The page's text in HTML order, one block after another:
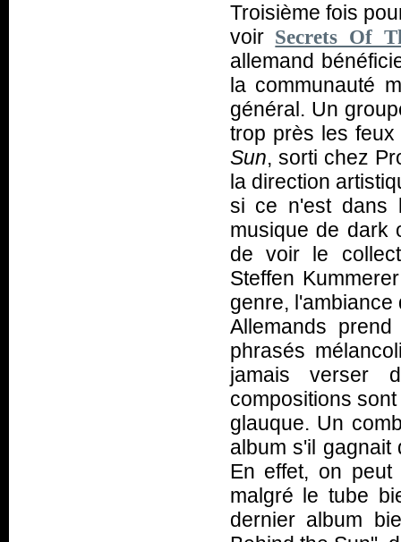
Troisième fois
voir Secrets Of
allemand
la communauté
général. Un
trop près les
Sun, sorti chez
la direction
si ce n'est dans
musique de dark
de voir le
Steffen
genre,
Allemands
phrasés
jamais verser
compositions
glauque. Un
album s'il gagnait
En effet, on peut
malgré le tube
dernier album